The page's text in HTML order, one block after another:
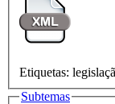
Etiquetas:
Subtemas